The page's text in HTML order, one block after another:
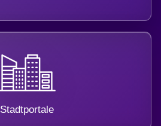
Stadtportale